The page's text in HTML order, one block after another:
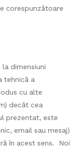
corespunzătoare
dimensiuni
tehnică a
cu alte
decât cea
prezentat, este
email sau mesaj)
în acest sens. Noi